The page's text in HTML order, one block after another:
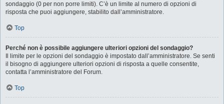
sondaggio (0 per non porre limiti). C’è un limite al numero di opzioni di
risposta che puoi aggiungere, stabilito dall’amministratore.
Top
Perché non è possibile aggiungere ulteriori opzioni del sondaggio?
Il limite per le opzioni del sondaggio è impostato dall’amministratore. Se senti
il bisogno di aggiungere ulteriori opzioni di risposta a quelle consentite,
contatta l’amministratore del Forum.
Top